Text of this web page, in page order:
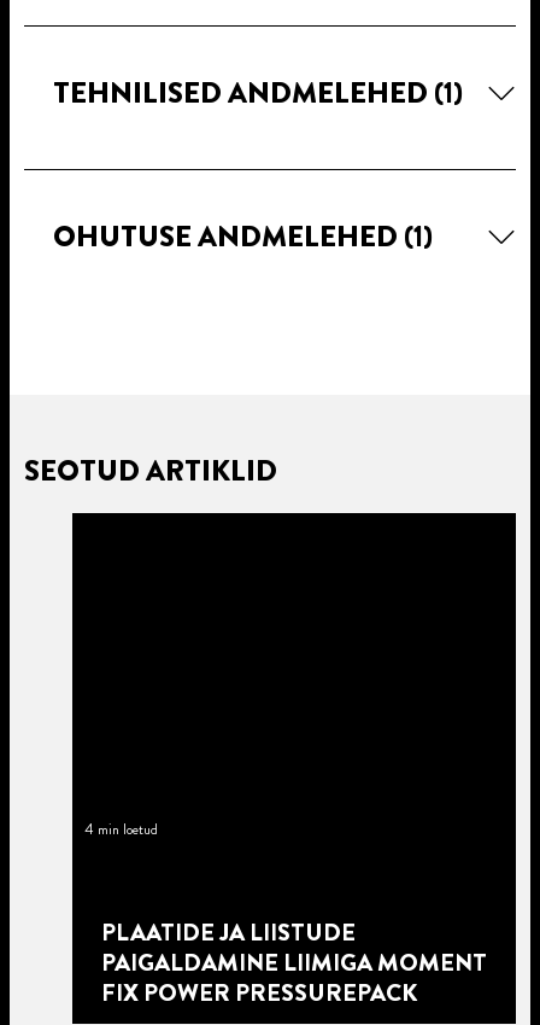
TEHNILISED ANDMELEHED (1)
OHUTUSE ANDMELEHED (1)
SEOTUD ARTIKLID
4 min loetud
PLAATIDE JA LIISTUDE
PAIGALDAMINE LIIMIGA MOMENT
FIX POWER PRESSUREPACK